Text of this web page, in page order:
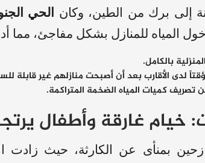
إلى برك من الطين، وكان الحي
المياه للمنازل بشكل مفاجئ، مما
بالكامل.
لدى الأقارب بعد أن أصبحت منازلهم غير قابلة
تصريف كميات المياه الضخمة المتراكمة.
خيام غارقة وأطفال
بمنأى عن الكارثة، حيث زادت